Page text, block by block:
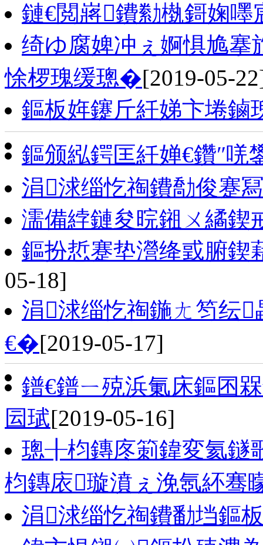
鏈€閲嶈鐨勬槸鎶婅
绮ゆ腐婢冲ぇ婀惧尯搴
悇椤瑰缓璁�[2019-05-
鏂板姩鑳斤紝娣卞埢鏀
鏂颁紭鍔匡紝婵€鑽″
涓浗缁忔祹鐨勪俊蹇
濡備綍鏈夋晥鎺ㄨ繘鍥
鏂扮悊蹇垫瀯绛戜腑鍥
05-18]
涓浗缁忔祹鍦ㄤ笉纭
€�[2019-05-17]
鐠€鐠ㄧ殑浜氭床鏂囨
囩珷[2019-05-16]
璁╂枃鏄庝箣鍏変氦鐩
枃鏄庡璇濆ぇ浼氬紑骞
涓浗缁忔祹鐨勫垱鏂